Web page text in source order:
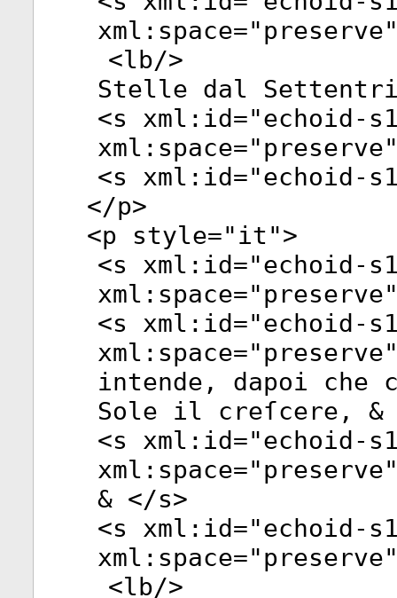
xml:space="preserve
<lb/>
Stelle dal
<s xml:id="echoid-
xml:space="preserve
<s xml:id="echoid-
</p>
<p style="it">
<s xml:id="echoid-
xml:space="preserve
<s xml:id="echoid-
xml:space="preserve
intende, dapoi
Sole il creſcere, &
<s xml:id="echoid-
xml:space="preserve
& </s>
<s xml:id="echoid-
xml:space="preserve
<lb/>